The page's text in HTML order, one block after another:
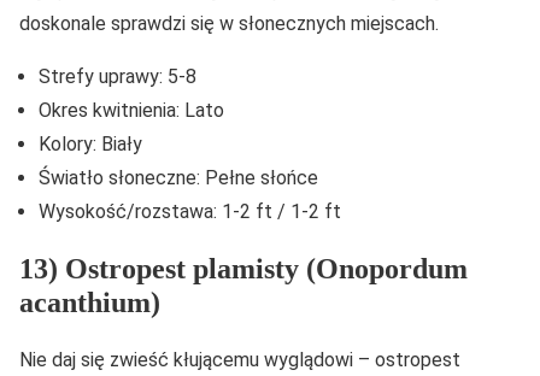
doskonale sprawdzi się w słonecznych miejscach.
Strefy uprawy: 5-8
Okres kwitnienia: Lato
Kolory: Biały
Światło słoneczne: Pełne słońce
Wysokość/rozstawa: 1-2 ft / 1-2 ft
13) Ostropest plamisty (Onopordum
acanthium)
Nie daj się zwieść kłującemu wyglądowi – ostropest